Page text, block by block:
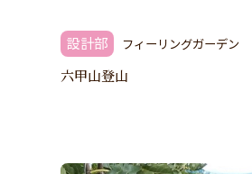
設計部 フィーリングガーデン
六甲山登山